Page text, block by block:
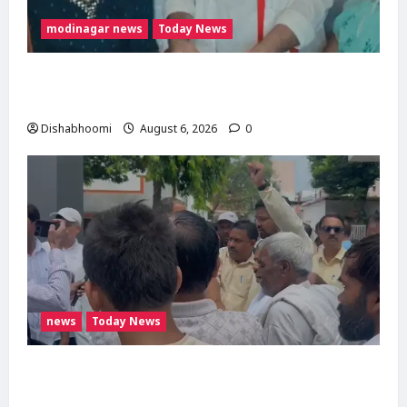
modinagar news Today News
Dishabhoomi August 6, 2026 0
news Today News